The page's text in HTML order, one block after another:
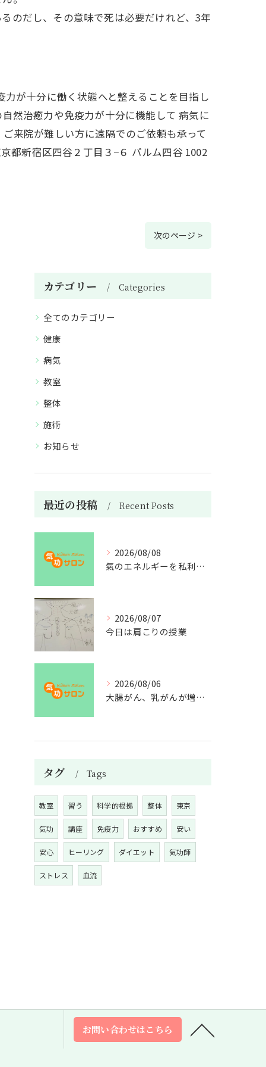
のだし、その意味で死は必要だけれど、3年
が十分に働く状態へと整えることを目指し
然治癒力や免疫力が十分に機能して 病気に
来院が難しい方に遠隔でのご依頼も承って
都新宿区四谷２丁目３−６ パルム四谷 1002
次のページ >
カテゴリー Categories
全てのカテゴリー
健康
病気
教室
整体
施術
お知らせ
最近の投稿 Recent Posts
2026/08/08
氣のエネルギーを私利私欲のために使うな
2026/08/07
今日は肩こりの授業
2026/08/06
大腸がん、乳がんが増えた理由
タグ Tags
教室 習う 科学的根拠 整体 東京
気功 講座 免疫力 おすすめ 安い
安心 ヒーリング ダイエット 気功師
ストレス 血流
お問い合わせはこちら